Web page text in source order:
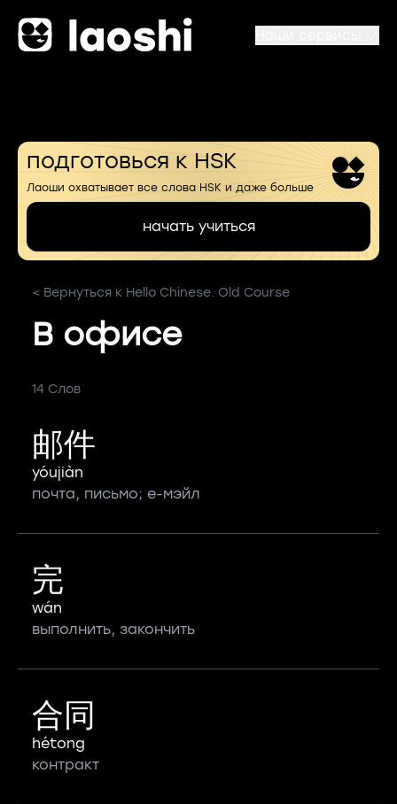
подготовься к HSK
Лаоши охватывает все слова HSK и даже больше
начать учиться
< Вернуться к Hello Chinese. Old Course
В офисе
14 Слов
邮件
yóujiàn
почта, письмо; е-мэйл
完
wán
выполнить, закончить
合同
hétong
контракт